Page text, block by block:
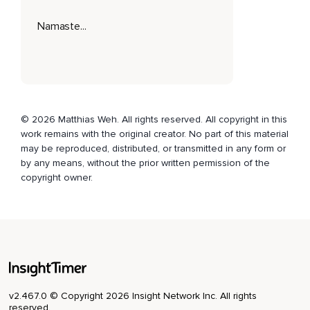
ebenso die Gedanken,
Die einfach nur sehr viel feinere Formen von Schwingungen
sind.
Einem Klang zu lauschen.
Namaste...
© 2026 Matthias Weh. All rights reserved. All copyright in this
work remains with the original creator. No part of this material
may be reproduced, distributed, or transmitted in any form or
by any means, without the prior written permission of the
copyright owner.
v2.467.0 © Copyright 2026 Insight Network Inc. All rights
reserved.